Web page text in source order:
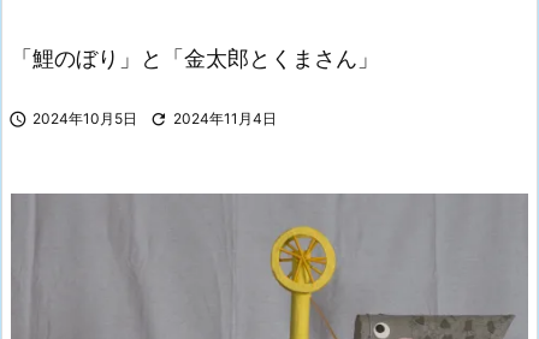
「鯉のぼり」と「金太郎とくまさん」
 2024年10月5日  2024年11月4日